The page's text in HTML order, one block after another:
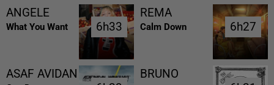
ANGELE
What You Want 6h33
6h33
REMA
Calm Down 6h27
6h27
ASAF AVIDAN
BRUNO